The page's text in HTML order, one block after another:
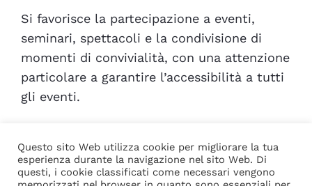
Si favorisce la partecipazione a eventi,
seminari, spettacoli e la condivisione di
momenti di convivialità, con una attenzione
particolare a garantire l’accessibilità a tutti
gli eventi.
Questo sito Web utilizza cookie per migliorare la tua
esperienza durante la navigazione nel sito Web. Di
questi, i cookie classificati come necessari vengono